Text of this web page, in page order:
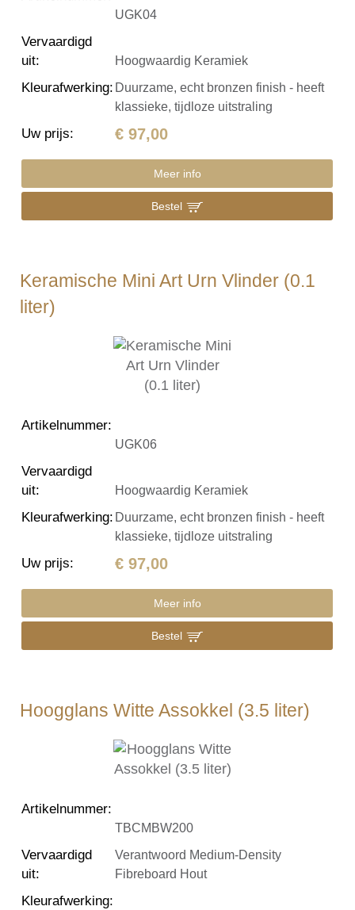
UGK04
Vervaardigd
uit: Hoogwaardig Keramiek
Kleurafwerking: Duurzame, echt bronzen finish - heeft
klassieke, tijdloze uitstraling
Uw prijs: € 97,00
Meer info
Bestel
Keramische Mini Art Urn Vlinder (0.1
liter)
Artikelnummer:
UGK06
Vervaardigd
uit: Hoogwaardig Keramiek
Kleurafwerking: Duurzame, echt bronzen finish - heeft
klassieke, tijdloze uitstraling
Uw prijs: € 97,00
Meer info
Bestel
Hoogglans Witte Assokkel (3.5 liter)
Artikelnummer:
TBCMBW200
Vervaardigd
uit:
Verantwoord Medium-Density
Fibreboard Hout
Kleurafwerking: